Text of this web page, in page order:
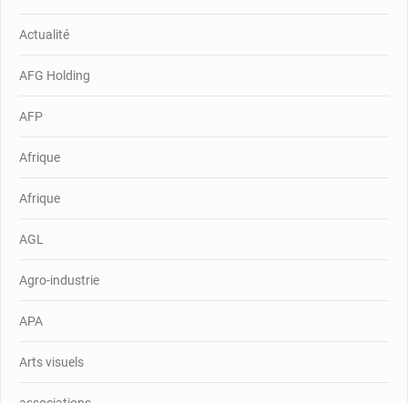
Actualité
AFG Holding
AFP
Afrique
Afrique
AGL
Agro-industrie
APA
Arts visuels